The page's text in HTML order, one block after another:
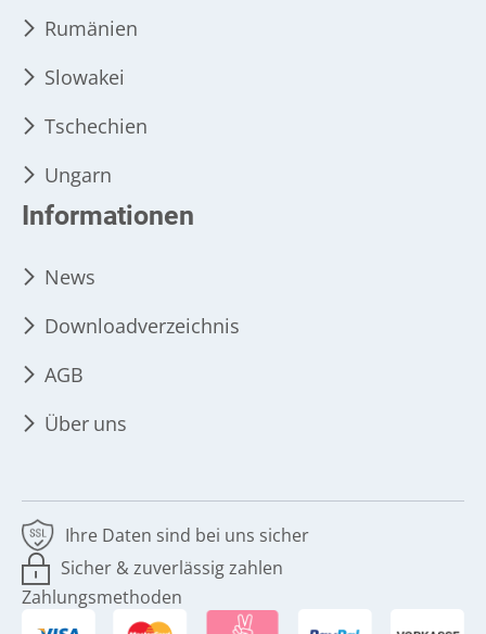
Rumänien
Slowakei
Tschechien
Ungarn
Informationen
News
Downloadverzeichnis
AGB
Über uns
Ihre Daten sind bei uns sicher
Sicher & zuverlässig zahlen
Zahlungsmethoden